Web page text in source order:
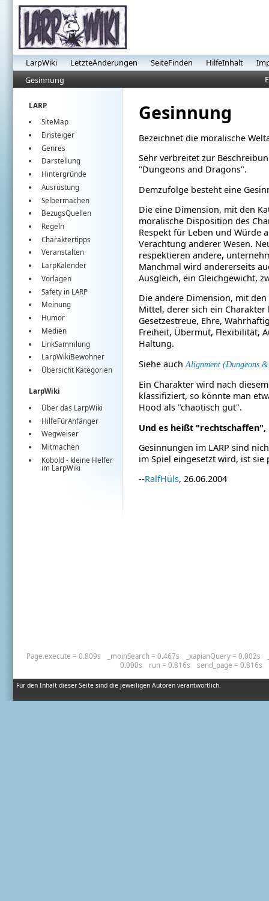
LarpWiki LetzteÄnderungen SeiteFinden HilfeInhalt
Gesinnung
LARP
SiteMap
Einsteiger
Genres
Darstellung
Hintergründe
Ausrüstung
Selbermachen
BezugsQuellen
Regeln
Charaktertipps
Veranstalten
LarpKalender
Vorlagen
Safety in LARP
Meinung
Humor
Medien
LinkSammlung
LarpWikiBewohner
Übersicht Kategorien
LarpWiki
Über das LarpWiki
HilfeFürAnfänger
Wegweiser
Mitmachen
Kobold - kleine Helfer
im LarpWiki
Gesinnung
Bezeichnet die moralische
Sehr verbreitet zur
"Dungeons and Dragons".
Demzufolge besteht eine
Die eine Dimension, mit den
moralische Disposition des
Respekt für Leben und Würde
Verachtung anderer Wesen.
respektieren andere,
Manchmal wird andererseits
Ausgleich, ein Gleichgewicht,
Die andere Dimension, mit
Mittel, derer sich ein
Gesetzestreue, Ehre,
Freiheit, Übermut, Flexibilität,
Haltung.
Siehe auchAlignment (Dungeons
Ein Charakter wird nach
klassifiziert, so könnte man
Hood als "chaotisch gut".
Und es heißt
Gesinnungen im LARP sind
im Spiel eingesetzt wird, ist
--RalfHüls, 26.06.2004
Für den Inhalt dieser Seite sind die jeweiligen Autoren verantwortlich.
Page.execute = 0.809s _moinSearch = 0.467s _xapianQuery = 0.002s
0.000s
run = 0.816s send_page = 0.816s